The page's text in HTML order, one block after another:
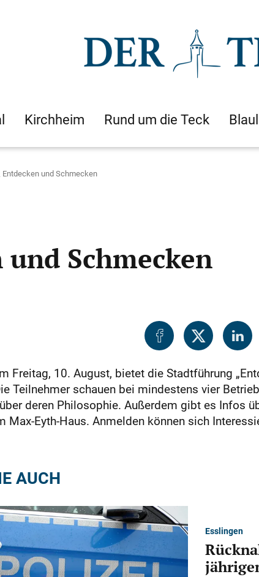
Kirchheim Rund um die Teck
Entdecken und Schmecken
Schmecken
Freitag, 10. August, bietet die Stadtführung
Teilnehmer schauen bei mindestens vier
deren Philosophie. Außerdem gibt es Infos
Max-Eyth-Haus. Anmelden können sich
AUCH
Esslingen